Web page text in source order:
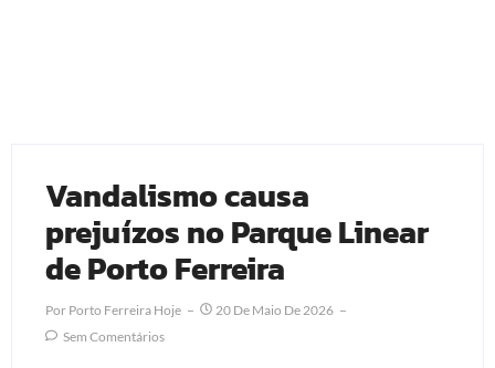
Vandalismo causa
prejuízos no Parque Linear
de Porto Ferreira
Por Porto Ferreira Hoje
20 De Maio De 2026
Sem Comentários